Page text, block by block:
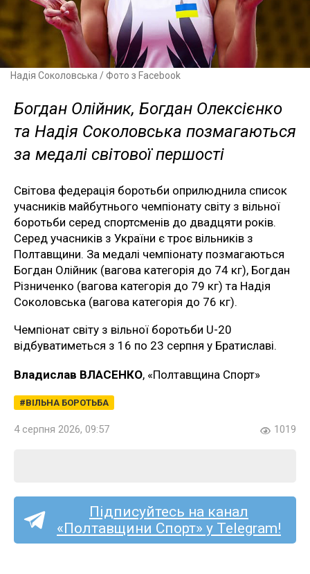
Надія Соколовська / Фото з Facebook
Богдан Олійник, Богдан Олексієнко
та Надія Соколовська позмагаються
за медалі світової першості
Світова федерація боротьби оприлюднила список
учасників майбутнього чемпіонату світу з вільної
боротьби серед спортсменів до двадцяти років.
Серед учасників з України є троє вільників з
Полтавщини. За медалі чемпіонату позмагаються
Богдан Олійник (вагова категорія до 74 кг), Богдан
Різниченко (вагова категорія до 79 кг) та Надія
Соколовська (вагова категорія до 76 кг).
Чемпіонат світу з вільної боротьби U-20
відбуватиметься з 16 по 23 серпня у Братиславі.
Владислав ВЛАСЕНКО, «Полтавщина Спорт»
ВІЛЬНА БОРОТЬБА
4 серпня 2026, 09:57 1019
Підписуйтесь на канал
«Полтавщини Спорт» у Telegram!